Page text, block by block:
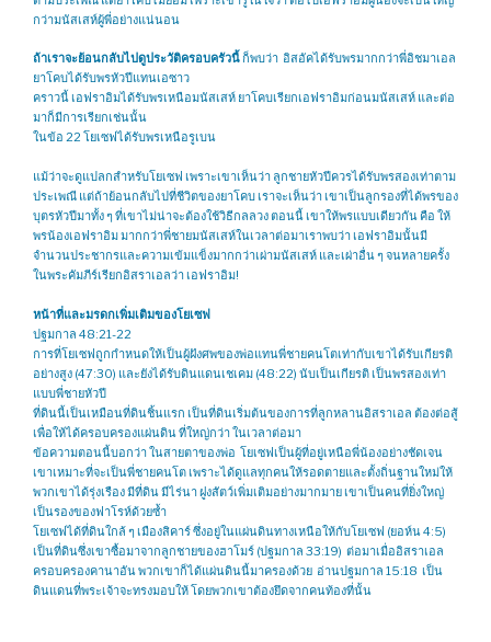
กว่ามนัสเสห์ผู้พี่อย่างแน่นอน
ถ้าเราจะย้อนกลับไปดูประวัติครอบครัวนี้ก็พบว่า อิสอัคได้รับพรมากกว่าพี่อิชมาเอล
ยาโคบได้รับพรหัวปีแทนเอซาว
คราวนี้ เอฟราอิมได้รับพรเหนือมนัสเสห์ ยาโคบเรียกเอฟราอิมก่อนมนัสเสห์ และต่อ
มาก็มีการเรียกเช่นนั้น
ในข้อ 22 โยเซฟได้รับพรเหนือรูเบน
แม้ว่าจะดูแปลกสำหรับโยเซฟ เพราะเขาเห็นว่า ลูกชายหัวปีควรได้รับพรสองเท่าตาม
ประเพณี แต่ถ้าย้อนกลับไปที่ชีวิตของยาโคบ เราจะเห็นว่า เขาเป็นลูกรองที่ได้พรของ
บุตรหัวปีมาทั้ง ๆ ที่เขาไม่น่าจะต้องใช้วิธีกลลวง ตอนนี้ เขาให้พรแบบเดียวกัน คือ ให้
พรน้องเอฟราอิม มากกว่าพี่ชายมนัสเสห์ในเวลาต่อมาเราพบว่า เอฟราอิมนั้นมี
จำนวนประชากรและความเข้มแข็งมากกว่าเผ่ามนัสเสห์ และเผ่าอื่น ๆ จนหลายครั้ง
ในพระคัมภีร์เรียกอิสราเอลว่า เอฟราอิม!
หน้าที่และมรดกเพิ่มเติมของโยเซฟ
ปฐมกาล 48:21-22
การที่โยเซฟถูกกำหนดให้เป็นผู้ฝังศพของพ่อแทนพี่ชายคนโตเท่ากับเขาได้รับเกียรติ
อย่างสูง (47:30) และยังได้รับดินแดนเชเคม (48:22) นับเป็นเกียรติ เป็นพรสองเท่า
แบบพี่ชายหัวปี
ที่ดินนี้เป็นเหมือนที่ดินชิ้นแรก เป็นที่ดินเริ่มต้นของการที่ลูกหลานอิสราเอล ต้องต่อสู้
เพื่อให้ได้ครอบครองแผ่นดิน ที่ใหญ่กว่า ในเวลาต่อมา
ข้อความตอนนี้บอกว่า ในสายตาของพ่อ โยเซฟเป็นผู้ที่อยู่เหนือพี่น้องอย่างชัดเจน
เขาเหมาะที่จะเป็นพี่ชายคนโต เพราะได้ดูแลทุกคนให้รอดตายและตั้งถิ่นฐานใหม่ให้
พวกเขาได้รุ่งเรือง มีที่ดิน มีไร่นา ฝูงสัตว์เพิ่มเติมอย่างมากมาย เขาเป็นคนที่ยิ่งใหญ่
เป็นรองของฟาโรห์ด้วยซ้ำ
โยเซฟได้ที่ดินใกล้ ๆ เมืองสิคาร์ ซึ่งอยู่ในแผ่นดินทางเหนือให้กับโยเซฟ (ยอห์น 4:5)
เป็นที่ดินซึ่งเขาซื้อมาจากลูกชายของฮาโมร์ (ปฐมกาล 33:19) ต่อมาเมื่ออิสราเอล
ครอบครองคานาอัน พวกเขาก็ได้แผ่นดินนี้มาครองด้วย อ่านปฐมกาล 15:18 เป็น
ดินแดนที่พระเจ้าจะทรงมอบให้ โดยพวกเขาต้องยึดจากคนท้องที่นั้น